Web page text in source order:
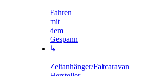
Fahren
mit
dem
Gespann
↳
Zeltanhänger/Faltcaravan